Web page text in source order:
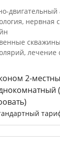
двигательный
нервная
2-